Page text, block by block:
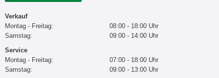
Verkauf
Montag - Freitag:
08:00 - 18:00 Uhr
Samstag:
09:00 - 14:00 Uhr
Service
Montag - Freitag:
07:00 - 18:00 Uhr
Samstag:
09:00 - 13:00 Uhr